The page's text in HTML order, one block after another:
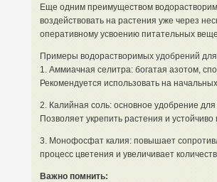
Еще одним преимуществом
воздействовать на растения уже через
оперативному усвоению питательных
Примеры водорастворимых удобрений
1. Аммиачная селитра: богатая азотом,
Рекомендуется использовать на
2. Калийная соль: основное удобрение
Позволяет укрепить растения и
3. Монофосфат калия: повышает
процесс цветения и увеличивает
Важно помнить: